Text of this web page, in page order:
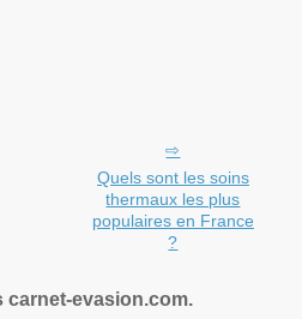
Quels sont les soins
thermaux les plus
populaires en France
?
carnet-evasion.com.